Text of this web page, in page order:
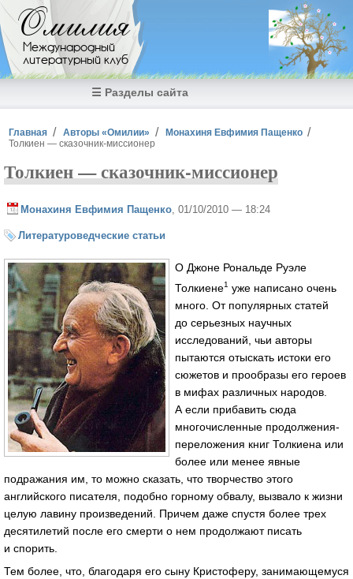
Перейти к основному содержанию
Омилия
Международный
литературный клуб
☰ Разделы сайта
Вы здесь
Главная Авторы «Омилии»
Монахиня Евфимия Пащенко
Толкиен — сказочник-миссионер
Толкиен — сказочник-миссионер
Монахиня Евфимия Пащенко , 01/10/2010 — 18:24
Литературоведческие статьи
О Джоне Рональде Руэле
Толкиене1 уже написано очень
много. От популярных статей
до серьезных научных
исследований, чьи авторы
пытаются отыскать истоки его
сюжетов и прообразы его героев
в мифах различных народов.
А если прибавить сюда
многочисленные продолжения-
переложения книг Толкиена или
более или менее явные
подражания им, то можно сказать, что творчество этого
английского писателя, подобно горному обвалу, вызвало к жизни
целую лавину произведений. Причем даже спустя более трех
десятилетий после его смерти о нем продолжают писать
и спорить.
Тем более, что, благодаря его сыну Кристоферу, занимающемуся